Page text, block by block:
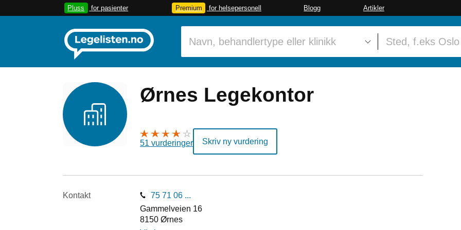
Pluss for pasienter Premium for helsepersonell Blogg Artikler
Ørnes Legekontor
51 vurderinger Skriv ny vurdering
Kontakt
75 71 06 ...
Gammelveien 16
8150 Ørnes